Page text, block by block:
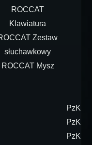
ROCCAT
Klawiatura
Zestaw
słuchawkowy
ROCCAT Mysz